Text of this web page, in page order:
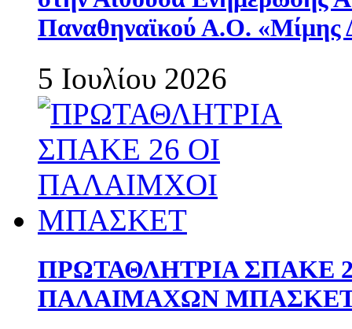
Παναθηναϊκού Α.Ο. «Μίμης
5 Ιουλίου 2026
ΠΡΩΤΑΘΛΗΤΡΙΑ ΣΠΑΚΕ
ΠΑΛΑΙΜΑΧΩΝ